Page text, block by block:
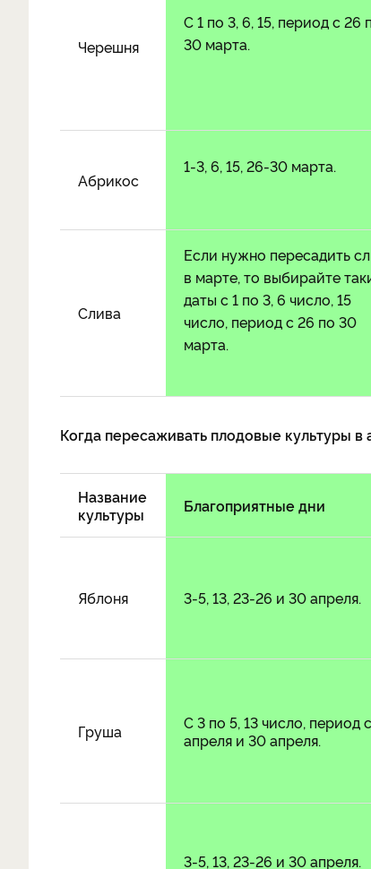
Черешня
С 1 по 3, 6, 15, период с 26
30 марта.
Абрикос
1-3, 6, 15, 26-30 марта.
Слива
Если нужно пересадить
в марте, то выбирайте
даты с 1 по 3, 6 число, 15
число, период с 26 по 30
марта.
Когда пересаживать плодовые культуры в
Название
культуры
Благоприятные дни
Яблоня 3-5, 13, 23-26 и 30 апреля.
Груша
С 3 по 5, 13 число, период
апреля и 30 апреля.
3-5, 13, 23-26 и 30 апреля.